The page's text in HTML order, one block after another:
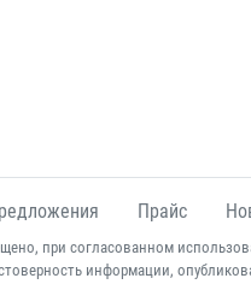
Прайс
при согласованном
информации,